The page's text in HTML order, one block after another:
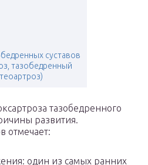
суставов
тазобедренный
тазобедренного
развития.
отмечает:
один из самых ранних